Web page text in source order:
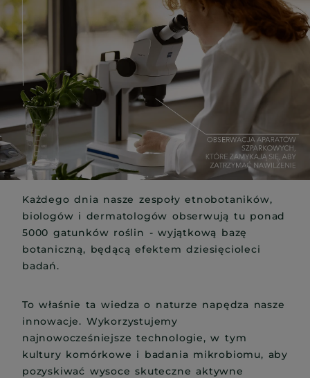
Każdego dnia nasze zespoły etnobotaników,
biologów i dermatologów obserwują tu ponad
5000 gatunków roślin - wyjątkową bazę
botaniczną, będącą efektem dziesięcioleci
badań.
To właśnie ta wiedza o naturze napędza nasze
innowacje. Wykorzystujemy
najnowocześniejsze technologie, w tym
kultury komórkowe i badania mikrobiomu, aby
pozyskiwać wysoce skuteczne aktywne